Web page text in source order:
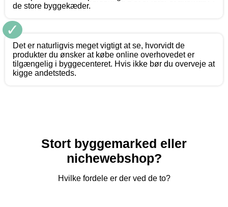
de store byggekæder.
✓
Det er naturligvis meget vigtigt at se, hvorvidt de
produkter du ønsker at købe online overhovedet er
tilgængelig i byggecenteret. Hvis ikke bør du overveje at
kigge andetsteds.
Stort byggemarked eller
nichewebshop?
Hvilke fordele er der ved de to?